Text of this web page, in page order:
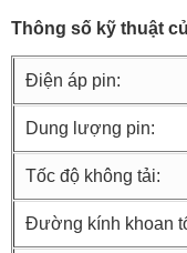
Thông số kỹ thuật
Điện áp pin:
Dung lượng pin:
Tốc độ không tải:
Đường kính khoan